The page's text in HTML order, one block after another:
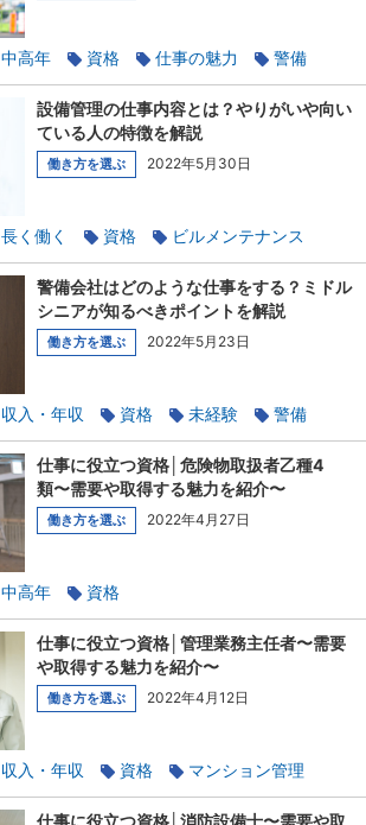
中高年 資格 仕事の魅力 警備
設備管理の仕事内容とは？やりがいや向い
ている人の特徴を解説
働き方を選ぶ 2022年5月30日
長く働く 資格 ビルメンテナンス
警備会社はどのような仕事をする？ミドル
シニアが知るべきポイントを解説
働き方を選ぶ 2022年5月23日
収入・年収 資格 未経験 警備
仕事に役立つ資格│危険物取扱者乙種4
類〜需要や取得する魅力を紹介〜
働き方を選ぶ 2022年4月27日
中高年 資格
仕事に役立つ資格│管理業務主任者〜需要
や取得する魅力を紹介〜
働き方を選ぶ 2022年4月12日
収入・年収 資格 マンション管理
仕事に役立つ資格│消防設備士〜需要や取